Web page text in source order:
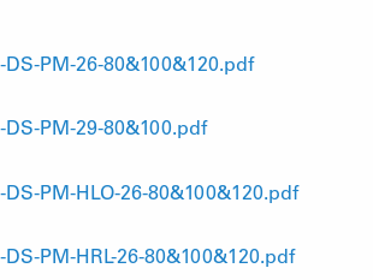
DS-PM-26-80&100&120.pdf
DS-PM-29-80&100.pdf
DS-PM-HLO-26-80&100&120.pdf
DS-PM-HRL-26-80&100&120.pdf